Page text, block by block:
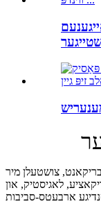
צושטעלן מיר
לאגיסטיק, און